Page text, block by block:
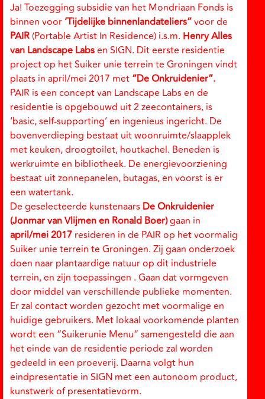
Ja! Toezegging subsidie van het Mondriaan Fonds is
binnen voor ‘Tijdelijke binnenlandateliers”voor de
PAIR (Portable Artist In Residence) i.s.m. Henry Alles
van Landscape Labsen SIGN. Dit eerste residentie
project op het Suiker unie terrein te Groningen vindt
plaats in april/mei 2017 met “De Onkruidenier”.
PAIR is een concept van Landscape Labs en de
residentie is opgebouwd uit 2 zeecontainers, is
‘basic, self-supporting’ en ingenieus ingericht. De
bovenverdieping bestaat uit woonruimte/slaapplek
met keuken, droogtoilet, houtkachel. Beneden is
werkruimte en bibliotheek. De energievoorziening
bestaat uit zonnepanelen, butagas, en voorst is er
een watertank.
De geselecteerde kunstenaars De Onkruidenier
(Jonmar van Vlijmen en Ronald Boer)gaan in
april/mei 2017 resideren in de PAIR op het voormalig
Suiker unie terrein te Groningen. Zij gaan onderzoek
doen naar plantaardige natuur op dit industriele
terrein, en zijn toepassingen . Gaan dat vormgeven
door middel van verschillende publieke momenten.
Er zal contact worden gezocht met voormalige en
huidige gebruikers. Met lokaal voorkomende planten
wordt een “Suikerunie Menu” samengesteld die aan
het einde van de residentie periode zal worden
gedeeld in een proeverij. Daarna volgt hun
eindpresentatie in SIGN met een autonoom product,
kunstwerk of presentatievorm.